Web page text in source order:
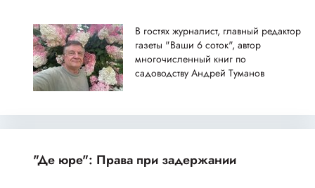
В гостях журналист, главный редактор
газеты "Ваши 6 соток", автор
многочисленный книг по
садоводству Андрей Туманов
"Де юре": Права при задержании